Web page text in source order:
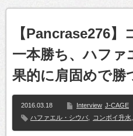
【Pancrase276
一本勝ち、ハファ
果的に肩固めで勝
2016.03.18 Interview J-CAGE
ハファエル・シウバ
コンボイ升水